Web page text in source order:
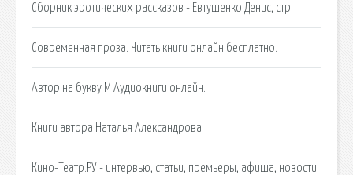
Сборник эротических рассказов - Евтушенко Денис, стр.
Современная проза. Читать книги онлайн бесплатно.
Автор на букву М Аудиокниги онлайн.
Книги автора Наталья Александрова.
Кино-Театр.РУ - интервью, статьи, премьеры, афиша, новости.